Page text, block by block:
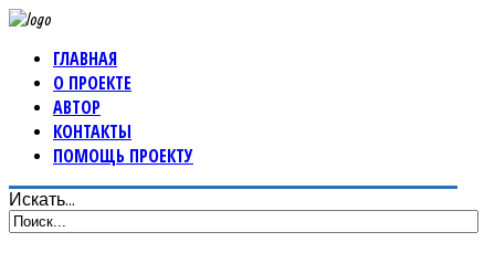
ГЛАВНАЯ
О ПРОЕКТЕ
АВТОР
КОНТАКТЫ
ПОМОЩЬ ПРОЕКТУ
Искать...